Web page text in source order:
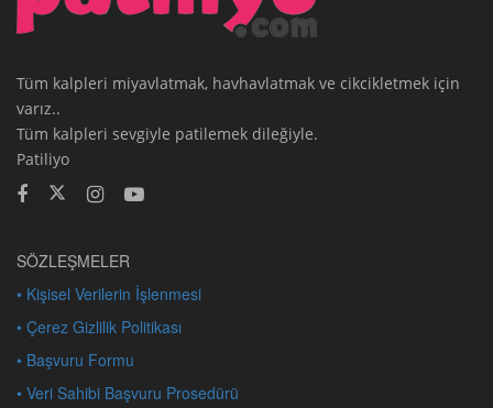
Tüm kalpleri miyavlatmak, havhavlatmak ve cikcikletmek için
varız..
Tüm kalpleri sevgiyle patilemek dileğiyle.
Patiliyo
SÖZLEŞMELER
• Kişisel Verilerin İşlenmesi
• Çerez Gizlilik Politikası
• Başvuru Formu
• Veri Sahibi Başvuru Prosedürü